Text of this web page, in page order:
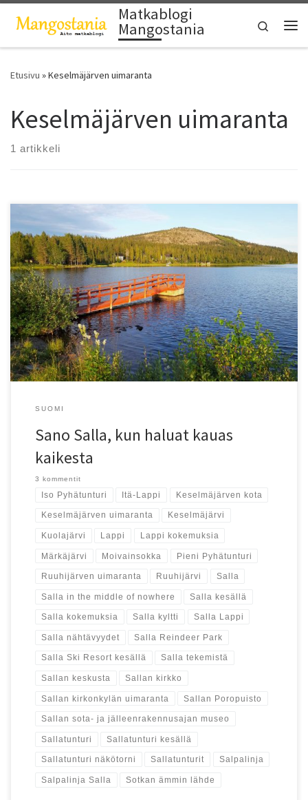
Skip to content Matkablogi
Mangostania
Search
Etusivu »Keselmäjärven uimaranta
Keselmäjärven uimaranta
1 artikkeli
Salla on kesällä ihanan rauhallinen lomakohde, jossa ohjelmaksi
riittävät luontoretket ja pyörähdys kylällä.
SUOMI
Sano Salla, kun haluat kauas
kaikesta
3 kommentit
Iso Pyhätunturi Itä-Lappi Keselmäjärven kota
Keselmäjärven uimaranta Keselmäjärvi
Kuolajärvi Lappi Lappi kokemuksia
Märkäjärvi Moivainsokka Pieni Pyhätunturi
Ruuhijärven uimaranta Ruuhijärvi Salla
Salla in the middle of nowhere Salla kesällä
Salla kokemuksia Salla kyltti Salla Lappi
Salla nähtävyydet Salla Reindeer Park
Salla Ski Resort kesällä Salla tekemistä
Sallan keskusta Sallan kirkko
Sallan kirkonkylän uimaranta Sallan Poropuisto
Sallan sota- ja jälleenrakennusajan museo
Sallatunturi Sallatunturi kesällä
Sallatunturi näkötorni Sallatunturit Salpalinja
Salpalinja Salla Sotkan ämmin lähde